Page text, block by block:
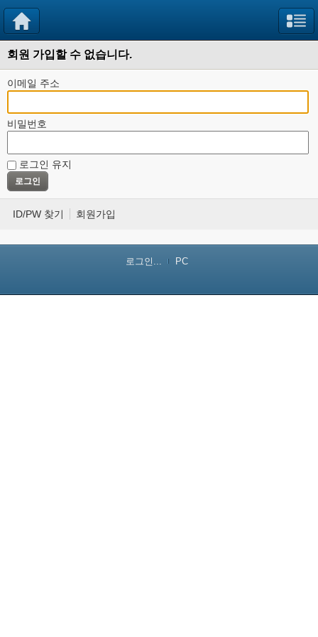
회원 가입할 수 없습니다.
이메일 주소
비밀번호
로그인 유지
ID/PW 찾기 회원가입
로그인... PC